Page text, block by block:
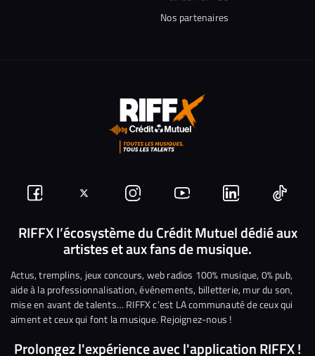
Nos partenaires
Suivez-
nous
Facebook
Suivez-
nous
sur
Twitter
Nous
rejoindre
sur
Instagram
Nous
rejoindre
sur
YouTube
Nous
rejoindre
sur
Linkedin
Nous
RIFFX l’écosystème du Crédit Mutuel dédié aux
artistes et aux fans de musique.
Actus, tremplins, jeux concours, web radios 100% musique, 0% pub,
aide à la professionnalisation, événements, billetterie, mur du son,
mise en avant de talents… RIFFX c’est LA communauté de ceux qui
aiment et ceux qui font la musique. Rejoignez-nous !
Prolongez l'expérience avec l'application RIFFX !